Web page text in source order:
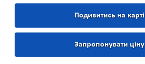
Подивитись на карті
Запропонувати ціну